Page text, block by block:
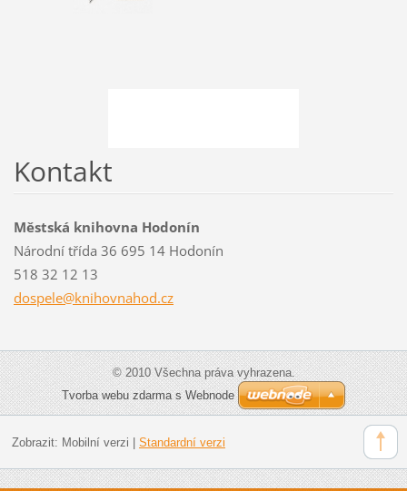
Kontakt
Městská knihovna Hodonín
Národní třída 36 695 14 Hodonín
518 32 12 13
dospele@knihovnahod.cz
© 2010 Všechna práva vyhrazena.
Tvorba webu zdarma s Webnode
Zobrazit: Mobilní verzi Standardní verzi